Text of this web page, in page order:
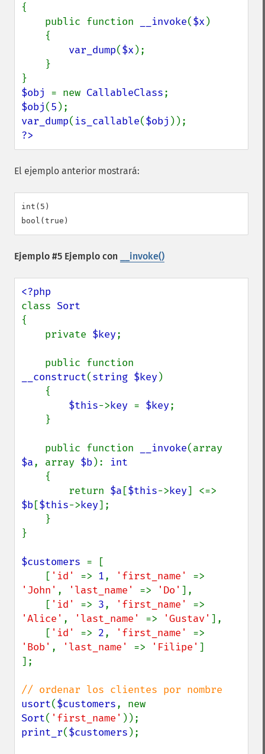
{
    public function
__invoke($x )
var_dump($x );
$obj = new CallableClass
$obj(5
var_dump( is_callable($obj
?>
El ejemplo anterior mostrará:
int(5)
Ejemplo #5 Ejemplo con __invoke()
class
{
    private
$key;
__construct(string $key)
$this->key = $key;
    public function
__invoke
$a, array $b): int
{
        return
$a [$this->key
$b[$this->key];
}
$customers = [
    [
'id' => 1, 'first_name'
'John' , 'last_name' => 'Do' ],
    [
'id' => 3, 'first_name'
'Alice' , 'last_name' => 'Gustav' ],
    [
'id' => 2, 'first_name'
'Bob' , 'last_name' => 'Filipe' ]
];
usort($customers
Sort( 'first_name'
print_r($customers );